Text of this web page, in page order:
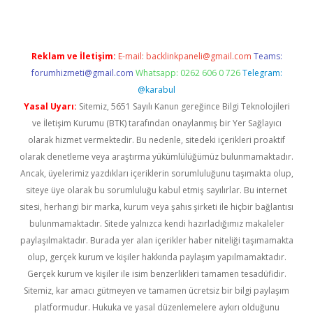
Reklam ve İletişim: E-mail: backlinkpaneli@gmail.com Teams:
forumhizmeti@gmail.com Whatsapp: 0262 606 0 726 Telegram:
@karabul
Yasal Uyarı: Sitemiz, 5651 Sayılı Kanun gereğince Bilgi Teknolojileri
ve İletişim Kurumu (BTK) tarafından onaylanmış bir Yer Sağlayıcı
olarak hizmet vermektedir. Bu nedenle, sitedeki içerikleri proaktif
olarak denetleme veya araştırma yükümlülüğümüz bulunmamaktadır.
Ancak, üyelerimiz yazdıkları içeriklerin sorumluluğunu taşımakta olup,
siteye üye olarak bu sorumluluğu kabul etmiş sayılırlar. Bu internet
sitesi, herhangi bir marka, kurum veya şahıs şirketi ile hiçbir bağlantısı
bulunmamaktadır. Sitede yalnızca kendi hazırladığımız makaleler
paylaşılmaktadır. Burada yer alan içerikler haber niteliği taşımamakta
olup, gerçek kurum ve kişiler hakkında paylaşım yapılmamaktadır.
Gerçek kurum ve kişiler ile isim benzerlikleri tamamen tesadüfidir.
Sitemiz, kar amacı gütmeyen ve tamamen ücretsiz bir bilgi paylaşım
platformudur. Hukuka ve yasal düzenlemelere aykırı olduğunu